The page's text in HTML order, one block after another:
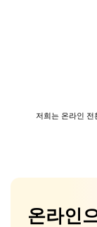
저희는 온라인
온라인